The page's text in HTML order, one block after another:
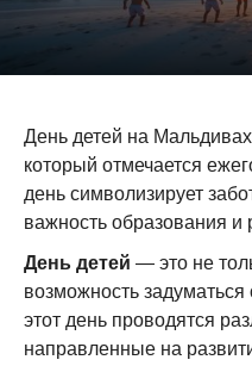
День детей на
который отмечается
день символизирует
важность образования и
День детей — это не
возможность
этот день проводятся
направленные на